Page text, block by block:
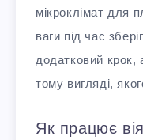
мікроклімат для
ваги під час
додатковий крок,
тому вигляді,
Як працює